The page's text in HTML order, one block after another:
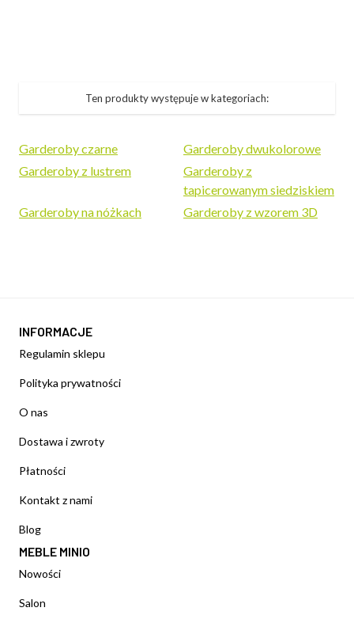
Ten produkty występuje w kategoriach:
Garderoby czarne
Garderoby dwukolorowe
Garderoby z lustrem
Garderoby z
tapicerowanym siedziskiem
Garderoby na nóżkach
Garderoby z wzorem 3D
INFORMACJE
Regulamin sklepu
Polityka prywatności
O nas
Dostawa i zwroty
Płatności
Kontakt z nami
Blog
MEBLE MINIO
Nowości
Salon